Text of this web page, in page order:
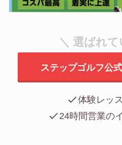
＼ 選ばれ
ステップゴルフ公
体験レッ
24時間営業の